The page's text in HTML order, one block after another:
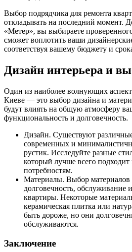
Выбор подрядчика для ремонта
откладывать на последний момент.
«Метер», вы выбираете
сможет воплотить ваши
соответствуя вашему бюджету и
Дизайн интерьера и
Один из наиболее волнующих
Киеве — это выбор дизайна и
будут влиять на общую атмосферу
функциональность и долговечность.
Дизайн. Существуют
современных и
рустик. Исследуйте разные
который лучше всего
потребностям.
Материалы. Выбор материалов
долговечность,
квартиры. Некоторые
керамическая плитка или
быть дороже, но они
обслуживаются.
Заключение